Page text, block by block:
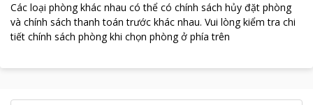
Các loại phòng khác nhau có thể có chính sách hủy đặt phòng
và chính sách thanh toán trước khác nhau. Vui lòng kiểm tra chi
tiết chính sách phòng khi chọn phòng ở phía trên